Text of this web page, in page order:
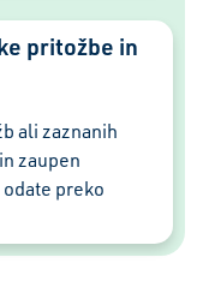
pritožbe in
ali zaznanih
zaupen
preko